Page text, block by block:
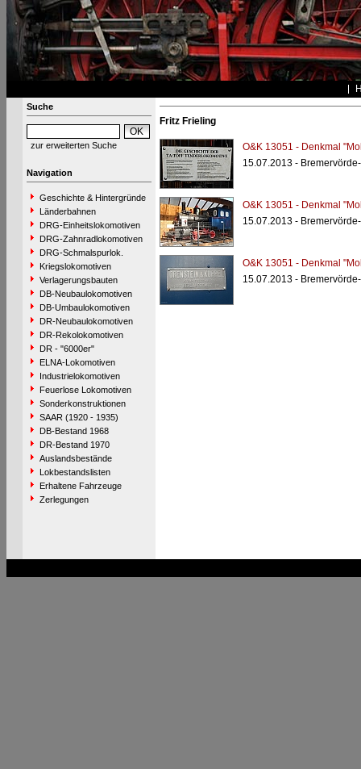
Suche
zur erweiterten Suche
Navigation
Geschichte & Hintergründe
Länderbahnen
DRG-Einheitslokomotiven
DRG-Zahnradlokomotiven
DRG-Schmalspurlok.
Kriegslokomotiven
Verlagerungsbauten
DB-Neubaulokomotiven
DB-Umbaulokomotiven
DR-Neubaulokomotiven
DR-Rekolokomotiven
DR - "6000er"
ELNA-Lokomotiven
Industrielokomotiven
Feuerlose Lokomotiven
Sonderkonstruktionen
SAAR (1920 - 1935)
DB-Bestand 1968
DR-Bestand 1970
Auslandsbestände
Lokbestandslisten
Erhaltene Fahrzeuge
Zerlegungen
Fritz Frieling
O&K 13051 - Denkmal
15.07.2013 -
O&K 13051 - Denkmal
15.07.2013 -
O&K 13051 - Denkmal
15.07.2013 -